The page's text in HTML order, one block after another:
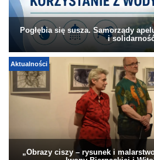
Pogłębia się susza. Samorządy
i
Aktualności
„Obrazy ciszy – rysunek i